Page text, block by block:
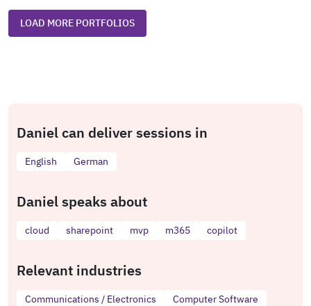
LOAD MORE PORTFOLIOS
Daniel can deliver sessions in
English German
Daniel speaks about
cloud sharepoint mvp m365 copilot
Relevant industries
Communications / Electronics Computer Software